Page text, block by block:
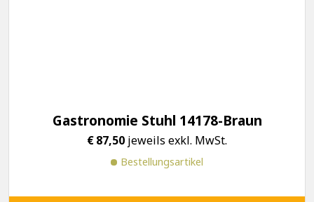
Gastronomie Stuhl 14178-Braun
€87,50 jeweils exkl. MwSt.
Bestellungsartikel